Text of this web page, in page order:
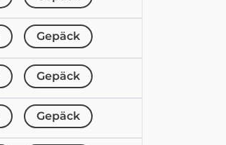
Gepäck
Gepäck
Gepäck